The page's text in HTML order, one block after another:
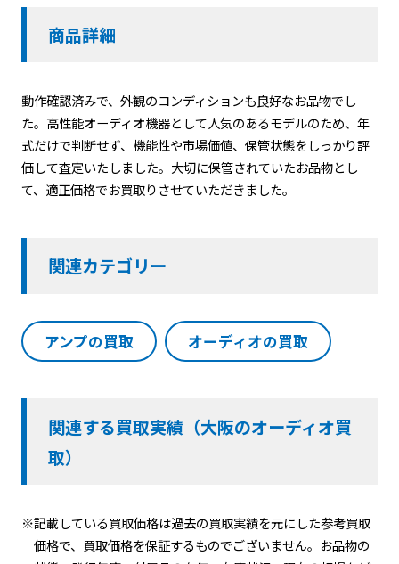
商品詳細
動作確認済みで、外観のコンディションも良好なお品物でし
た。高性能オーディオ機器として人気のあるモデルのため、年
式だけで判断せず、機能性や市場価値、保管状態をしっかり評
価して査定いたしました。大切に保管されていたお品物とし
て、適正価格でお買取りさせていただきました。
関連カテゴリー
アンプの買取 オーディオの買取
関連する買取実績（大阪のオーディオ買
取）
※記載している買取価格は過去の買取実績を元にした参考買取
価格で、買取価格を保証するものでございません。お品物の